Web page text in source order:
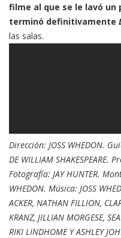
filme al que se le lavó un
terminó definitivamente
las salas.
Dirección: JOSS WHEDON.
DE WILLIAM SHAKESPEARE.
Fotografía: JAY HUNTER.
WHEDON. Música: JOSS
ACKER, NATHAN FILLION,
KRANZ, JILLIAN MORGESE,
RIKI LINDHOME Y ASHLEY